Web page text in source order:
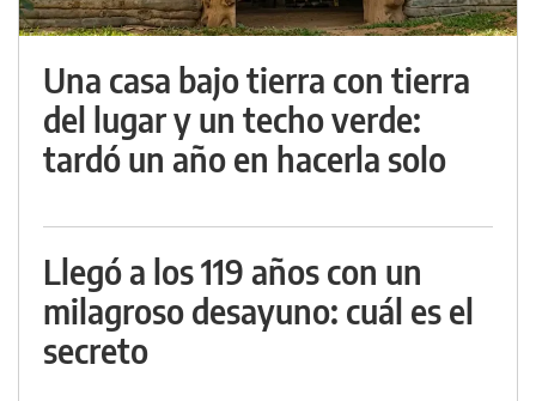
Una casa bajo tierra con tierra
del lugar y un techo verde:
tardó un año en hacerla solo
Llegó a los 119 años con un
milagroso desayuno: cuál es el
secreto